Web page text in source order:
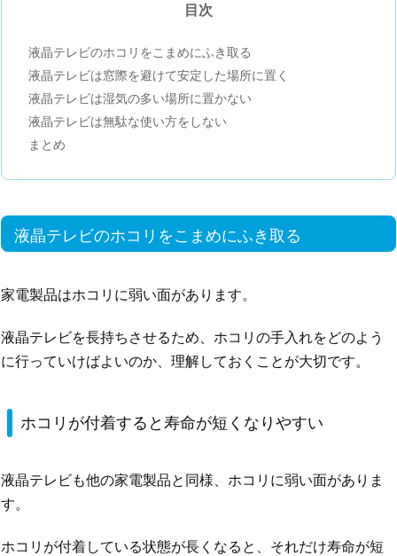
目次
液晶テレビのホコリをこまめにふき取る
液晶テレビは窓際を避けて安定した場所に置く
液晶テレビは湿気の多い場所に置かない
液晶テレビは無駄な使い方をしない
まとめ
液晶テレビのホコリをこまめにふき取る
家電製品はホコリに弱い面があります。
液晶テレビを長持ちさせるため、ホコリの手入れをどのよう
に行っていけばよいのか、理解しておくことが大切です。
ホコリが付着すると寿命が短くなりやすい
液晶テレビも他の家電製品と同様、ホコリに弱い面がありま
す。
ホコリが付着している状態が長くなると、それだけ寿命が短